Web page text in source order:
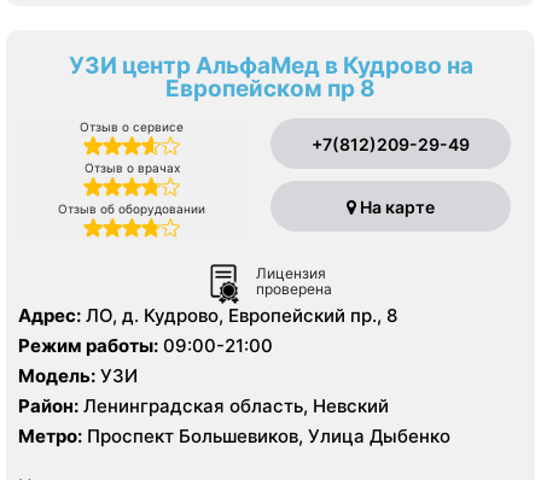
УЗИ центр АльфаМед в Кудрово на
Европейском пр 8
Отзыв о сервисе
Отзыв о врачах
Отзыв об оборудовании
+7(812)209-29-49
На карте
Лицензия
проверена
Адрес: ЛО, д. Кудрово, Европейский пр., 8
Режим работы: 09:00-21:00
Модель: УЗИ
Район: Ленинградская область, Невский
Метро: Проспект Большевиков, Улица Дыбенко